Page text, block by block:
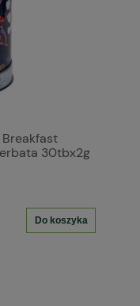
30tbx2g
Do koszyka